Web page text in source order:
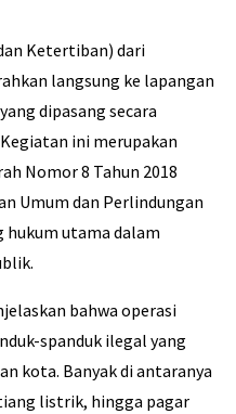
Ketertiban) dari
langsung ke lapangan
dipasang secara
ini merupakan
Nomor 8 Tahun 2018
Umum dan Perlindungan
hukum utama dalam
bahwa operasi
spanduk ilegal yang
kota. Banyak di antaranya
listrik, hingga pagar